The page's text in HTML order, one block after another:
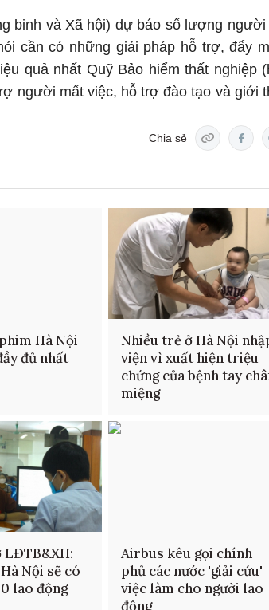
binh và Xã hội) dự báo số lượng người
cần có những giải pháp hỗ trợ, đẩy
quả nhất Quỹ Bảo hiểm thất nghiệp
người mất việc, hỗ trợ đào tạo và giới
Chia sẻ
Hà Nội
đủ nhất
Nhiều trẻ ở Hà Nội
viện vì xuất hiện triệu
chứng của bệnh tay
miệng
LĐTB&XH:
Nội sẽ có
lao động
Airbus kêu gọi chính
phủ các nước 'giải cứu'
việc làm cho người lao
động